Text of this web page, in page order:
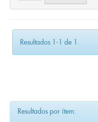
Resultados 1-1 de 1.
Resultados por ítem: